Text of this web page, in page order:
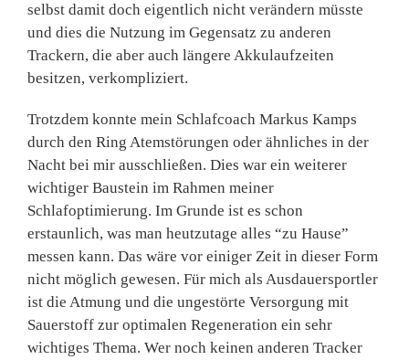
selbst damit doch eigentlich nicht verändern müsste
und dies die Nutzung im Gegensatz zu anderen
Trackern, die aber auch längere Akkulaufzeiten
besitzen, verkompliziert.
Trotzdem konnte mein Schlafcoach Markus Kamps
durch den Ring Atemstörungen oder ähnliches in der
Nacht bei mir ausschließen. Dies war ein weiterer
wichtiger Baustein im Rahmen meiner
Schlafoptimierung. Im Grunde ist es schon
erstaunlich, was man heutzutage alles “zu Hause”
messen kann. Das wäre vor einiger Zeit in dieser Form
nicht möglich gewesen. Für mich als Ausdauersportler
ist die Atmung und die ungestörte Versorgung mit
Sauerstoff zur optimalen Regeneration ein sehr
wichtiges Thema. Wer noch keinen anderen Tracker